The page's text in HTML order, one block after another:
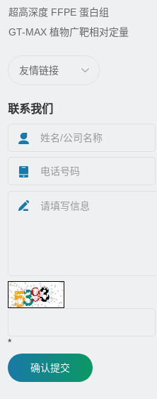
超高深度 FFPE 蛋白组
GT-MAX 植物广靶相对定量
友情链接
联系我们
*
确认提交